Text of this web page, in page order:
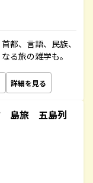
都、言語、民族、
る旅の雑学も。
詳細を見る
島旅 五島列